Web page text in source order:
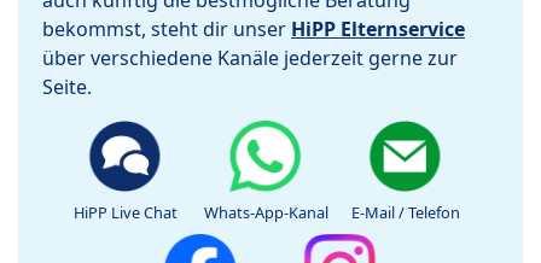
bekommst, steht dir unser HiPP Elternservice
über verschiedene Kanäle jederzeit gerne zur
Seite.
HiPP Live Chat Whats-App-Kanal E-Mail / Telefon